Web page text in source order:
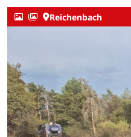
Reichenbach